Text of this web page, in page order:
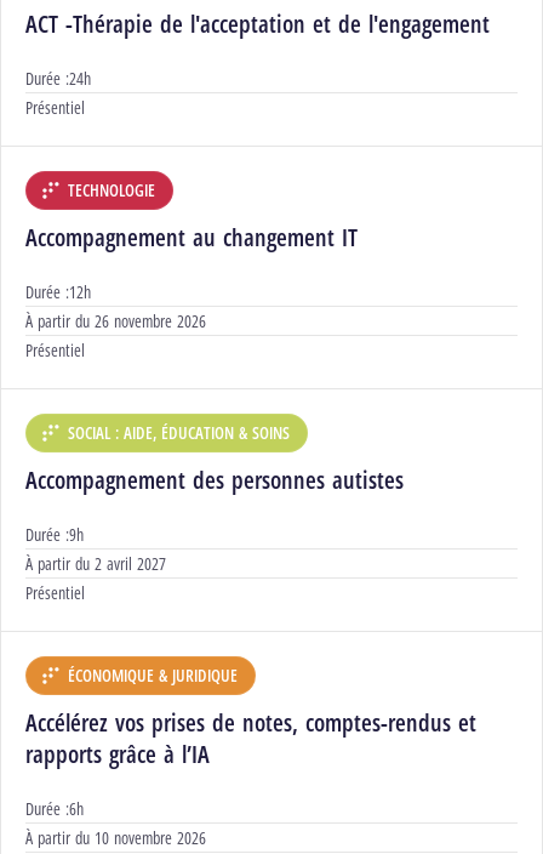
ACT -Thérapie de l'acceptation et de l'engagement
Durée :24h
Modalités :
Présentiel
DÉPARTEMENT :
TECHNOLOGIE
Accompagnement au changement IT
Durée :12h
Début :
À partir du 26 novembre 2026
Modalités :
Présentiel
DÉPARTEMENT :
SOCIAL : AIDE, ÉDUCATION & SOINS
Accompagnement des personnes autistes
Durée :9h
Début :
À partir du 2 avril 2027
Modalités :
Présentiel
DÉPARTEMENT :
ÉCONOMIQUE & JURIDIQUE
Accélérez vos prises de notes, comptes-rendus et
rapports grâce à l’IA
Durée :6h
Début :
À partir du 10 novembre 2026